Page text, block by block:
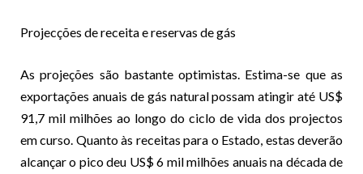
Projecções de receita e reservas de gás
As projeções são bastante optimistas. Estima-se que as
exportações anuais de gás natural possam atingir até US$
91,7 mil milhões ao longo do ciclo de vida dos projectos
em curso. Quanto às receitas para o Estado, estas deverão
alcançar o pico deu US$ 6 mil milhões anuais na década de